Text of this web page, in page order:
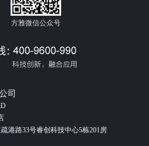
方雅微信公众号
司
港路33号睿创科技中心5栋201房